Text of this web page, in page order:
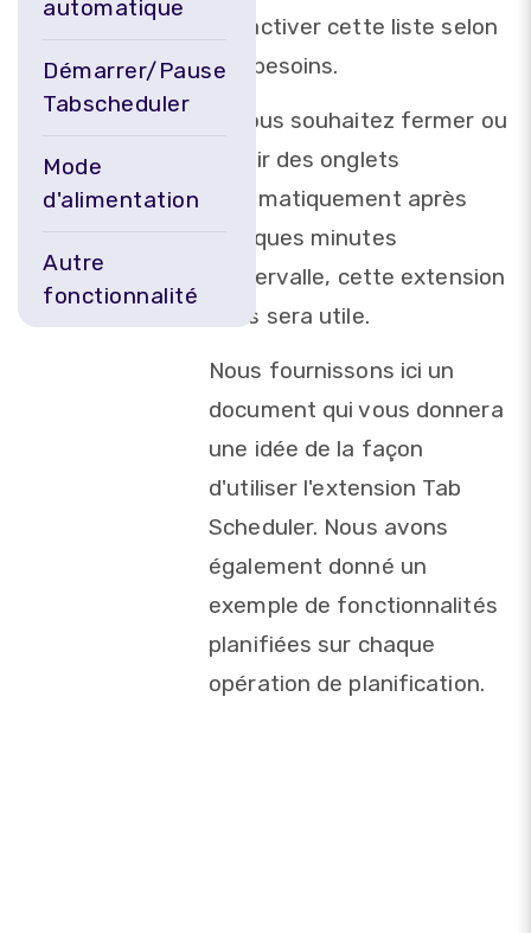
automatique
Démarrer/Pause
Tabscheduler
Mode
d'alimentation
Autre
fonctionnalité
désactiver cette liste selon
ses besoins.
Si vous souhaitez fermer ou
ouvrir des onglets
automatiquement après
quelques minutes
d'intervalle, cette extension
vous sera utile.
Nous fournissons ici un
document qui vous donnera
une idée de la façon
d'utiliser l'extension Tab
Scheduler. Nous avons
également donné un
exemple de fonctionnalités
planifiées sur chaque
opération de planification.